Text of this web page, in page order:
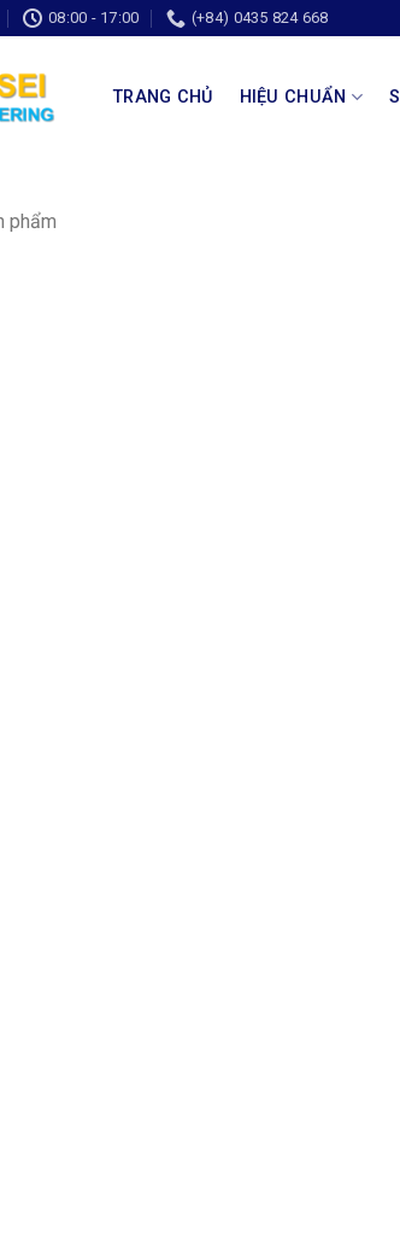
08:00 - 17:00 (+84) 0435 824 668
TRANG CHỦ HIỆU CHUẨN